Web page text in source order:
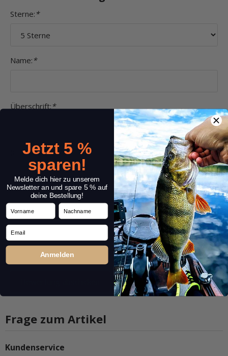
Sterne: *
Name: *
Überschrift:*
Kommentar:*
Frage zum Artikel
Kundenservice
Jetzt 5 %
sparen!
Melde dich hier zu unserem
Newsletter an und spare 5 % auf
deine Bestellung!
Vorname Nachname
Email
Anmelden